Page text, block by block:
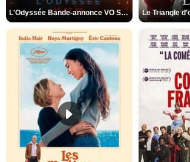
L'Odyssée Bande-annonce VO STFR Le Triangle